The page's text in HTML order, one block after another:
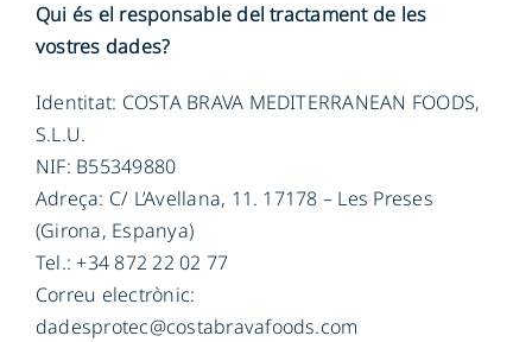
Qui és el responsable del tractament de les
vostres dades?
Identitat: COSTA BRAVA MEDITERRANEAN FOODS,
S.L.U.
NIF: B55349880
Adreça: C/ L’Avellana, 11. 17178 – Les Preses
(Girona, Espanya)
Tel.: +34 872 22 02 77
Correu electrònic:
dadesprotec@costabravafoods.com